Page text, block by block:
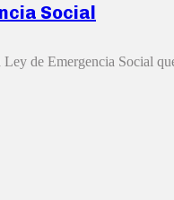
Social
de Emergencia Social